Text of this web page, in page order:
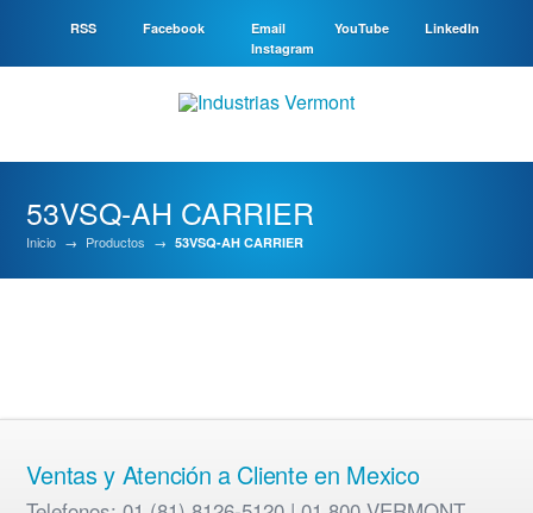
RSS Facebook Email YouTube
LinkedIn
Instagram
53VSQ-AH CARRIER
Inicio → Productos → 53VSQ-AH CARRIER
Ventas y Atención a Cliente en Mexico